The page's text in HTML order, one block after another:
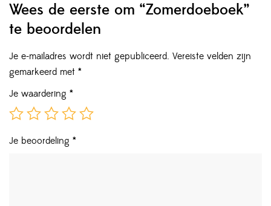
Wees de eerste om “Zomerdoeboek”
te beoordelen
Je e-mailadres wordt niet gepubliceerd. Vereiste velden zijn
gemarkeerd met *
Je waardering *
Je beoordeling *